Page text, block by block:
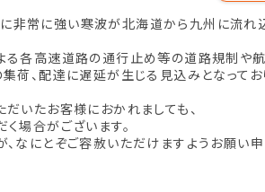
に非常に強い寒波が北海道から九州に流れ
る各高速道路の通行止め等の道路規制や
荷、配達に遅延が生じる見込みとなってお
いたお客様におかれましても、
場合がございます。
なにとぞご容赦いただけますようお願い申